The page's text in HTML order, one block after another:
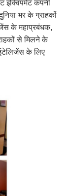
इक्विपमेंट कंपनी
भर के ग्राहकों
के महाप्रबंधक,
से मिलने के
के लिए